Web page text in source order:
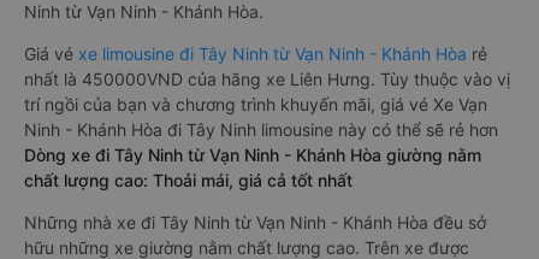
Ninh từ Vạn Ninh - Khánh Hòa.
Giá vé xe limousine đi Tây Ninh từ Vạn Ninh - Khánh Hòa rẻ
nhất là 450000VND của hãng xe Liên Hưng. Tùy thuộc vào vị
trí ngồi của bạn và chương trình khuyến mãi, giá vé Xe Vạn
Ninh - Khánh Hòa đi Tây Ninh limousine này có thể sẽ rẻ hơn
Dòng xe đi Tây Ninh từ Vạn Ninh - Khánh Hòa giường nằm
chất lượng cao: Thoải mái, giá cả tốt nhất
Những nhà xe đi Tây Ninh từ Vạn Ninh - Khánh Hòa đều sở
hữu những xe giường nằm chất lượng cao. Trên xe được